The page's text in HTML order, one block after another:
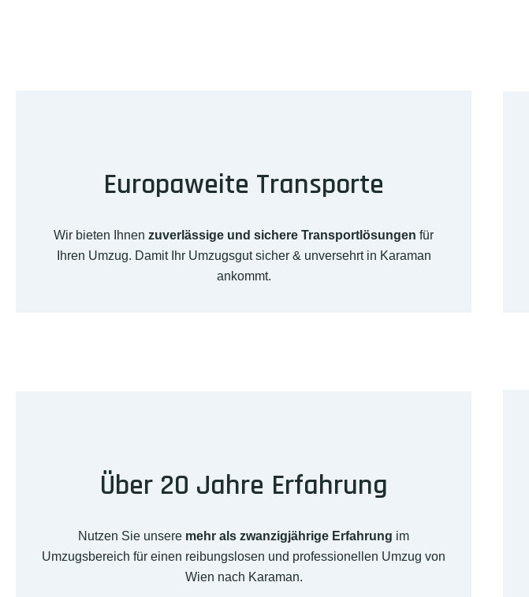
Europaweite Transporte
Wir bieten Ihnen zuverlässige und sichere Transportlösungen für
Ihren Umzug. Damit Ihr Umzugsgut sicher & unversehrt in Karaman
ankommt.
Über 20 Jahre Erfahrung
Nutzen Sie unsere mehr als zwanzigjährige Erfahrung im
Umzugsbereich für einen reibungslosen und professionellen Umzug von
Wien nach Karaman.